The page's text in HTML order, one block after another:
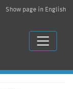
Show page in English